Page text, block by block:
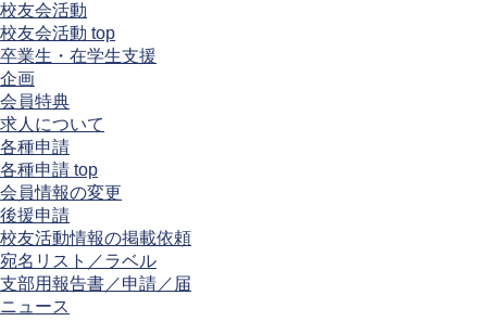
校友会活動
校友会活動 top
卒業生・在学生支援
企画
会員特典
求人について
各種申請
各種申請 top
会員情報の変更
後援申請
校友活動情報の掲載依頼
宛名リスト／ラベル
支部用報告書／申請／届
ニュース